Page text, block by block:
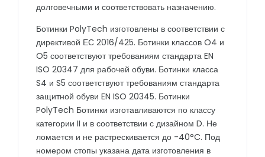
долговечными и соответствовать назначению.
Ботинки PolyTech изготовлены в соответствии с
директивой ЕС 2016/425. Ботинки классов O4 и
O5 соответствуют требованиям стандарта EN
ISO 20347 для рабочей обуви. Ботинки класса
S4 и S5 соответствуют требованиям стандарта
защитной обуви EN ISO 20345. Ботинки
PolyTech Ботинки изготавливаются по классу
категории II и в соответствии с дизайном D. Не
ломается и не растрескивается до -40°C. Под
номером стопы указана дата изготовления в